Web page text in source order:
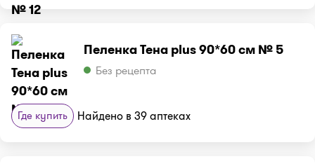
Пеленка Тена plus 90*60 см № 5
Без рецепта
Где купить Найдено в 39 аптеках